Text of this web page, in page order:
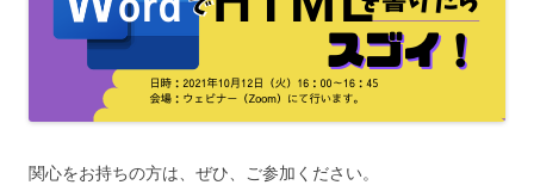
関心をお持ちの方は、ぜひ、ご参加ください。